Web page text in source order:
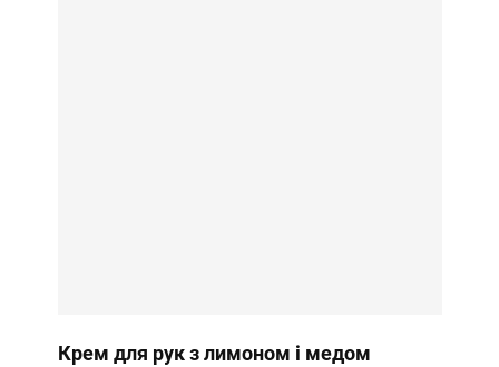
Крем для рук з лимоном і медом